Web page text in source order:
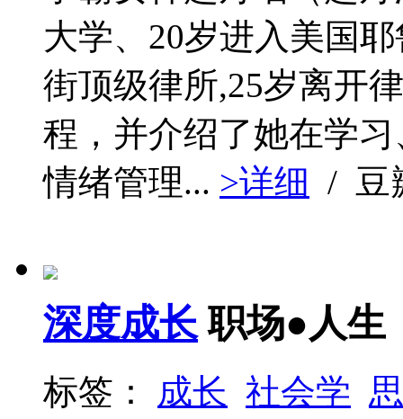
大学、20岁进入美国
街顶级律所,25岁离开
程，并介绍了她在学
情绪管理... >详细 / 豆
深度成长 职场●人生
标签： 成长 社会学